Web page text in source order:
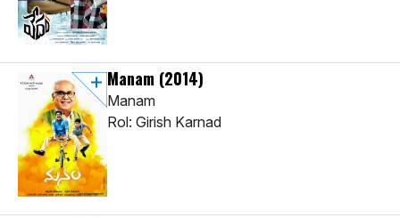
Manam (2014)
Manam
Rol: Girish Karnad